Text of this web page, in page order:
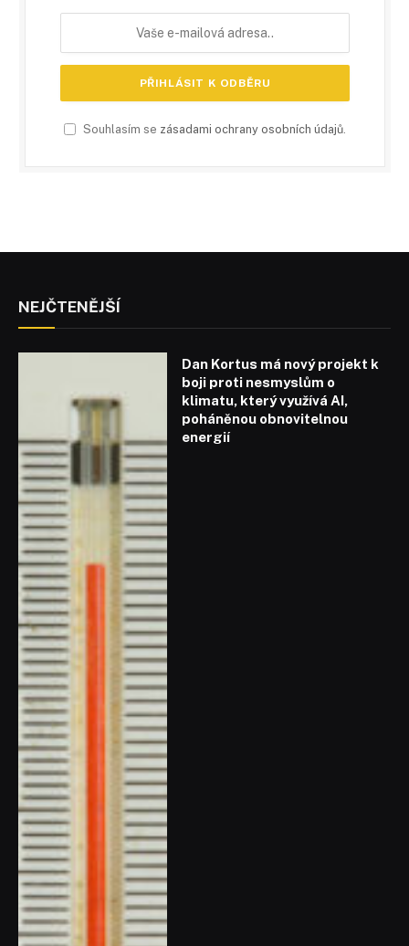
Souhlasím se zásadami ochrany osobních údajů.
NEJČTENĚJŠÍ
Dan Kortus má nový projekt k
boji proti nesmyslům o
klimatu, který využívá AI,
poháněnou obnovitelnou
energií